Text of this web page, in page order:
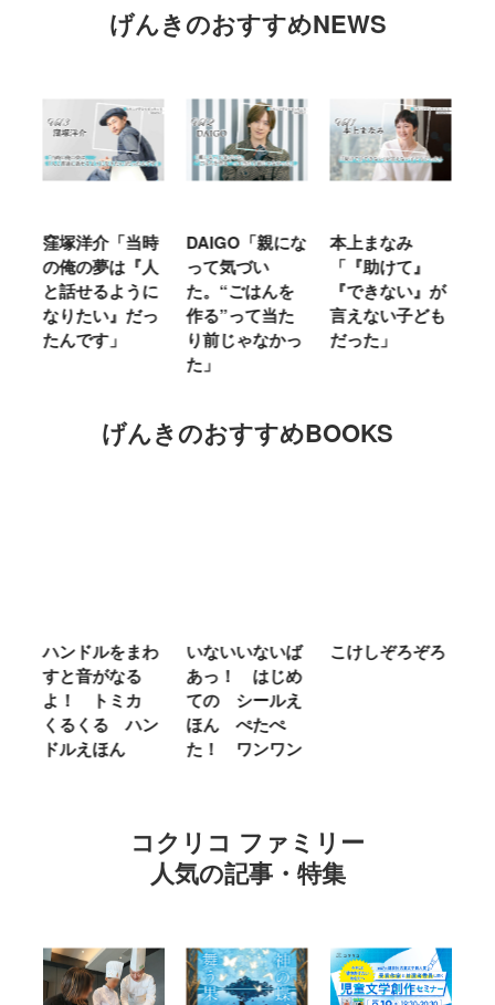
げんきのおすすめNEWS
窪塚洋介「当時
の俺の夢は『人
と話せるように
なりたい』だっ
たんです」
DAIGO「親にな
って気づい
た。“ごはんを
作る”って当た
り前じゃなかっ
た」
本上まなみ
「『助けて』
『できない』が
言えない子ども
だった」
げんきのおすすめBOOKS
ハンドルをまわ
すと音がなる
よ！ トミカ
くるくる ハン
ドルえほん
いないいないば
あっ！ はじめ
ての シールえ
ほん ぺたぺ
た！ ワンワン
こけしぞろぞろ
コクリコ ファミリー
人気の記事・特集